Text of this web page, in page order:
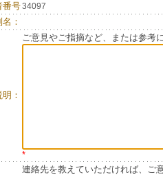
番号34097
名：
明：
ご意見やご指摘など、または参考
*
連絡先を教えていただければ、ご